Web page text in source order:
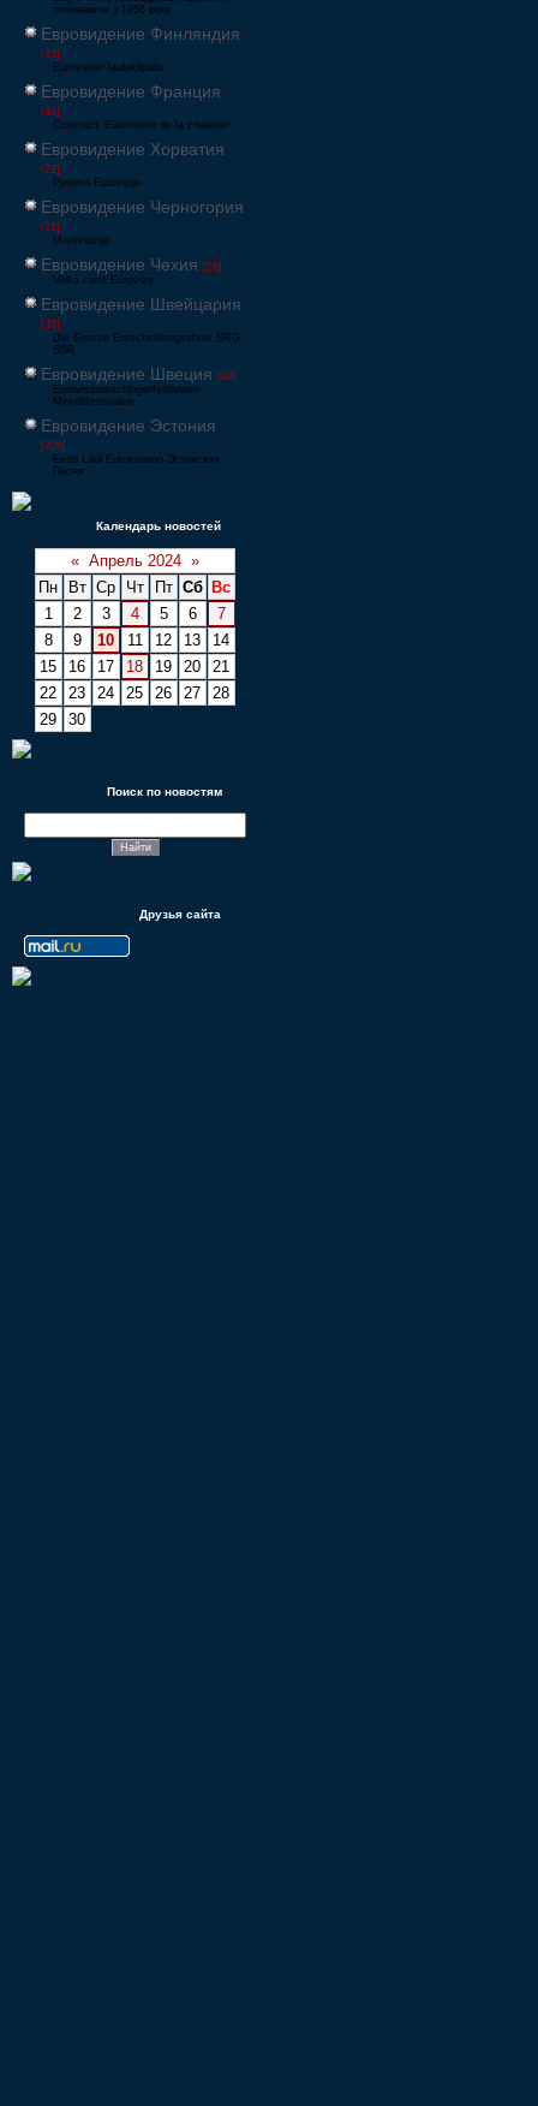
починаючи з 1956 року
Евровидение Финляндия
[33]
Eurovision laulukilpailu
Евровидение Франция
[49]
Concours Eurovision de la chanson
Евровидение Хорватия
[22]
Pjesma Eurovizije
Евровидение Черногория
[21]
Montevizija
Евровидение Чехия [26]
Velká cena Eurovize
Евровидение Швейцария
[35]
Die Grosse Entscheidungsshow SRG
SSR
Евровидение Швеция [48]
Eurovisionsschlagerfestivalen
Melodifestivalen
Евровидение Эстония
[226]
Eesti Laul Eurovisioon Эстонская
Песня
Календарь новостей
« Апрель 2024 »
Пн
Вт Ср Чт Пт Сб
Вс
1
2 3 4 5 6
7
8
9 10 11 12 13
14
15
16 17 18 19 20
21
22
23 24 25 26 27
28
29
30
Поиск по новостям
Друзья сайта